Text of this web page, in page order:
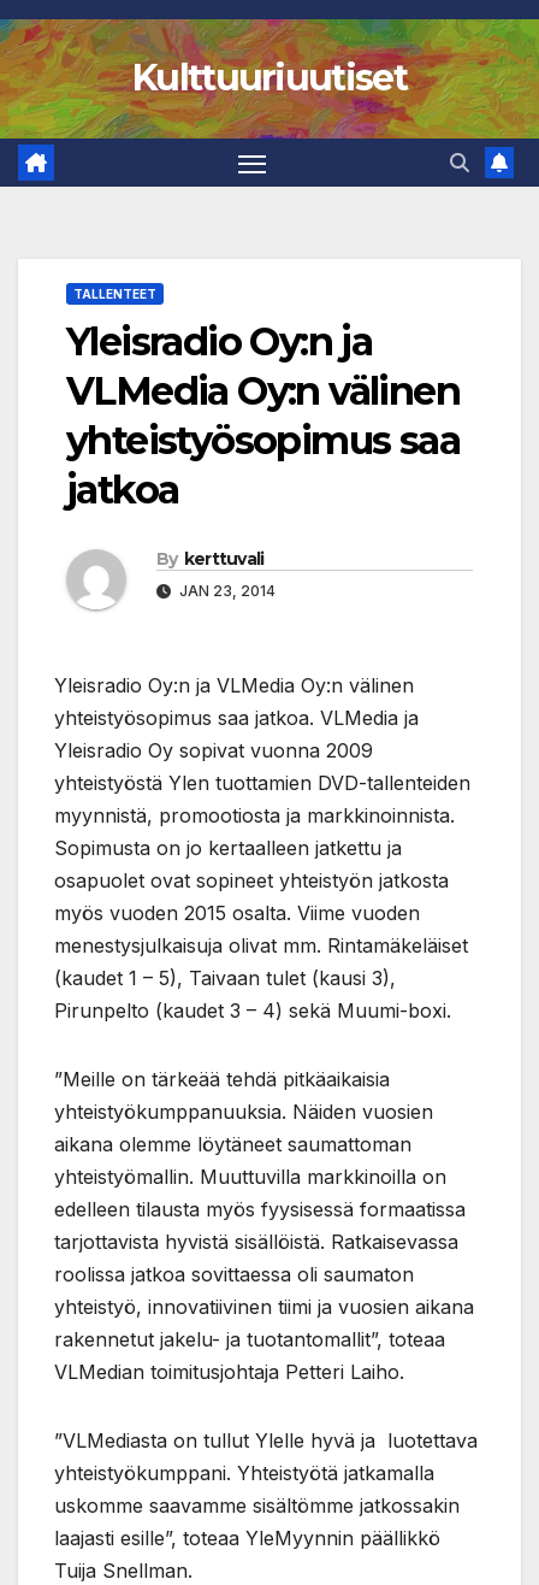
Skip
to
content
Kulttuuriuutiset
TALLENTEET
Yleisradio Oy:n ja
VLMedia Oy:n välinen
yhteistyösopimus saa
jatkoa
By kerttuvali
JAN 23, 2014
Yleisradio Oy:n ja VLMedia Oy:n välinen
yhteistyösopimus saa jatkoa. VLMedia ja
Yleisradio Oy sopivat vuonna 2009
yhteistyöstä Ylen tuottamien DVD-tallenteiden
myynnistä, promootiosta ja markkinoinnista.
Sopimusta on jo kertaalleen jatkettu ja
osapuolet ovat sopineet yhteistyön jatkosta
myös vuoden 2015 osalta. Viime vuoden
menestysjulkaisuja olivat mm. Rintamäkeläiset
(kaudet 1 – 5), Taivaan tulet (kausi 3),
Pirunpelto (kaudet 3 – 4) sekä Muumi-boxi.
”Meille on tärkeää tehdä pitkäaikaisia
yhteistyökumppanuuksia. Näiden vuosien
aikana olemme löytäneet saumattoman
yhteistyömallin. Muuttuvilla markkinoilla on
edelleen tilausta myös fyysisessä formaatissa
tarjottavista hyvistä sisällöistä. Ratkaisevassa
roolissa jatkoa sovittaessa oli saumaton
yhteistyö, innovatiivinen tiimi ja vuosien aikana
rakennetut jakelu- ja tuotantomallit”, toteaa
VLMedian toimitusjohtaja Petteri Laiho.
”VLMediasta on tullut Ylelle hyvä ja luotettava
yhteistyökumppani. Yhteistyötä jatkamalla
uskomme saavamme sisältömme jatkossakin
laajasti esille”, toteaa YleMyynnin päällikkö
Tuija Snellman.